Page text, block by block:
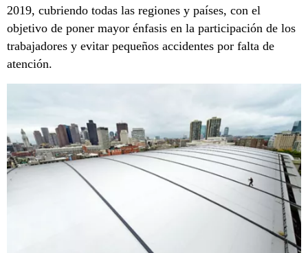
2019, cubriendo todas las regiones y países, con el
objetivo de poner mayor énfasis en la participación de los
trabajadores y evitar pequeños accidentes por falta de
atención.